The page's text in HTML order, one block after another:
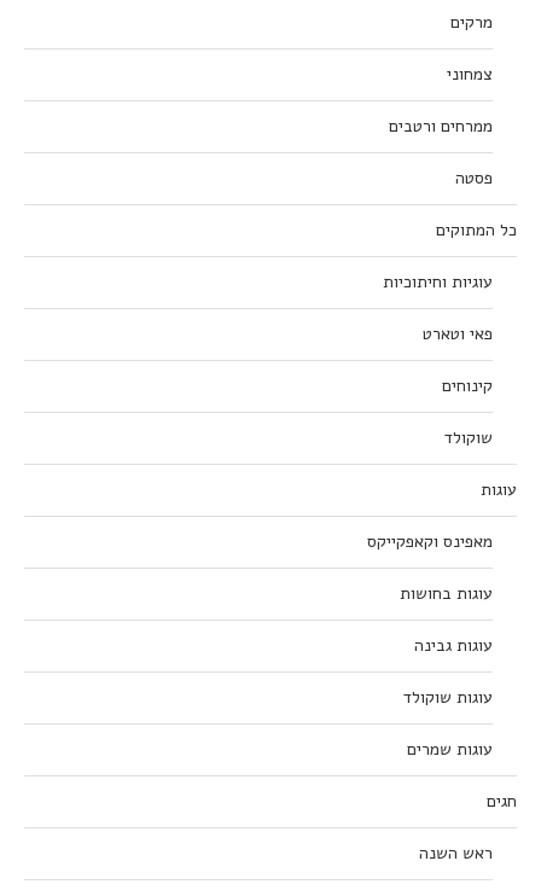
מרקים
צמחוני
ממרחים ורטבים
פסטה
כל המתוקים
עוגיות וחיתוכיות
פאי וטארט
קינוחים
שוקולד
עוגות
מאפינס וקאפקייקס
עוגות בחושות
עוגות גבינה
עוגות שוקולד
עוגות שמרים
חגים
ראש השנה